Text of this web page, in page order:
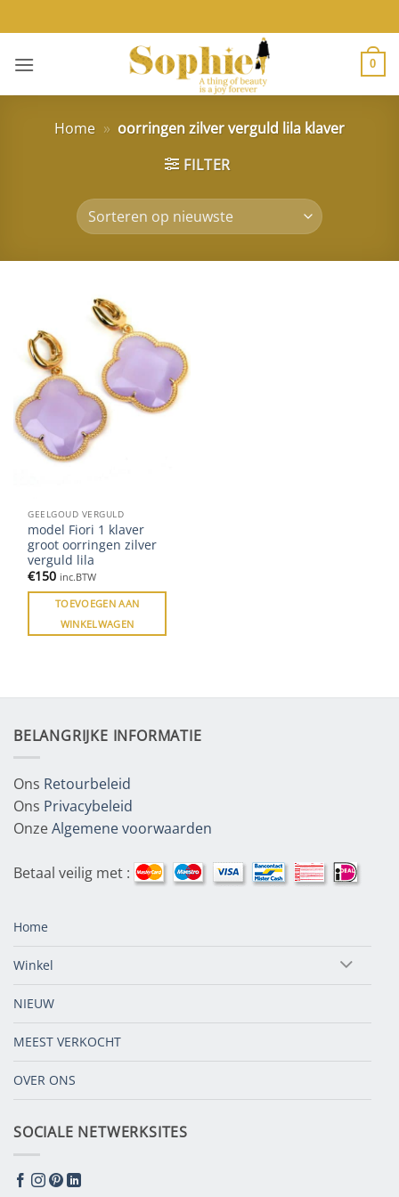
naar
inhoud
0
Home » oorringen zilver verguld lila klaver
FILTER
GEELGOUD VERGULD
model Fiori 1 klaver
groot oorringen zilver
verguld lila
€150 inc.BTW
TOEVOEGEN AAN
WINKELWAGEN
BELANGRIJKE INFORMATIE
Ons Retourbeleid
Ons Privacybeleid
OnzeAlgemene voorwaarden
Betaal veilig met :
Home
Winkel
NIEUW
MEEST VERKOCHT
OVER ONS
SOCIALE NETWERKSITES